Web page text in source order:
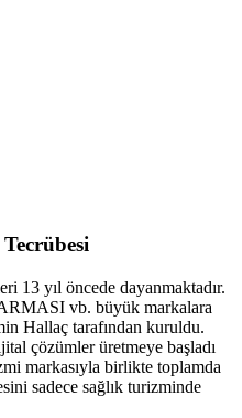
13 yıl öncede dayanmaktadır.
vb. büyük markalara
Hallaç tarafından kuruldu.
çözümler üretmeye başladı
markasıyla birlikte toplamda
sadece sağlık turizminde